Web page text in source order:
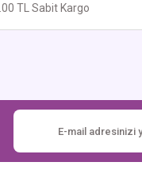
TL Sabit Kargo